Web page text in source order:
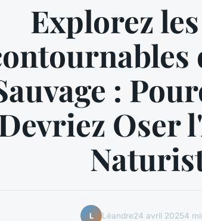
Explorez
:
Oser
L Léandre24 avril 20254